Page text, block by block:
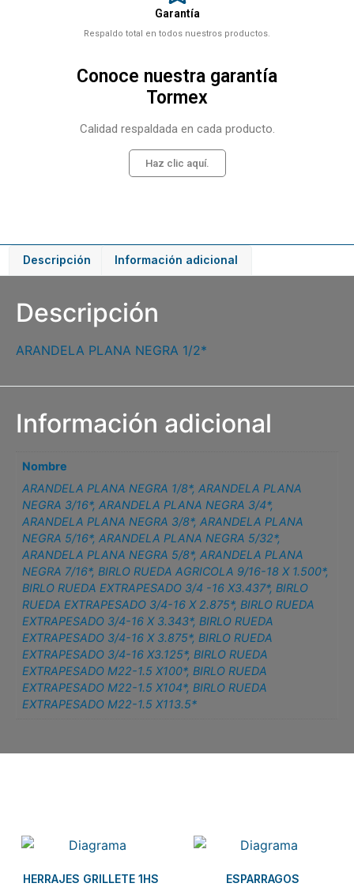
Garantía
Respaldo total en todos nuestros productos.
Conoce nuestra garantía
Tormex
Calidad respaldada en cada producto.
Haz clic aquí.
Descripción Información adicional
Descripción
ARANDELA PLANA NEGRA 1/2*
Información adicional
Nombre
ARANDELA PLANA NEGRA 1/8*,ARANDELA PLANA
NEGRA 3/16*,ARANDELA PLANA NEGRA 3/4*,
ARANDELA PLANA NEGRA 3/8*,ARANDELA PLANA
NEGRA 5/16*,ARANDELA PLANA NEGRA 5/32*,
ARANDELA PLANA NEGRA 5/8*,ARANDELA PLANA
NEGRA 7/16*,BIRLO RUEDA AGRICOLA 9/16-18 X 1.500*,
BIRLO RUEDA EXTRAPESADO 3/4 -16 X3.437*,BIRLO
RUEDA EXTRAPESADO 3/4-16 X 2.875*,BIRLO RUEDA
EXTRAPESADO 3/4-16 X 3.343*,BIRLO RUEDA
EXTRAPESADO 3/4-16 X 3.875*,BIRLO RUEDA
EXTRAPESADO 3/4-16 X3.125*,BIRLO RUEDA
EXTRAPESADO M22-1.5 X100*,BIRLO RUEDA
EXTRAPESADO M22-1.5 X104*,BIRLO RUEDA
EXTRAPESADO M22-1.5 X113.5*
HERRAJES GRILLETE 1HS ESPARRAGOS